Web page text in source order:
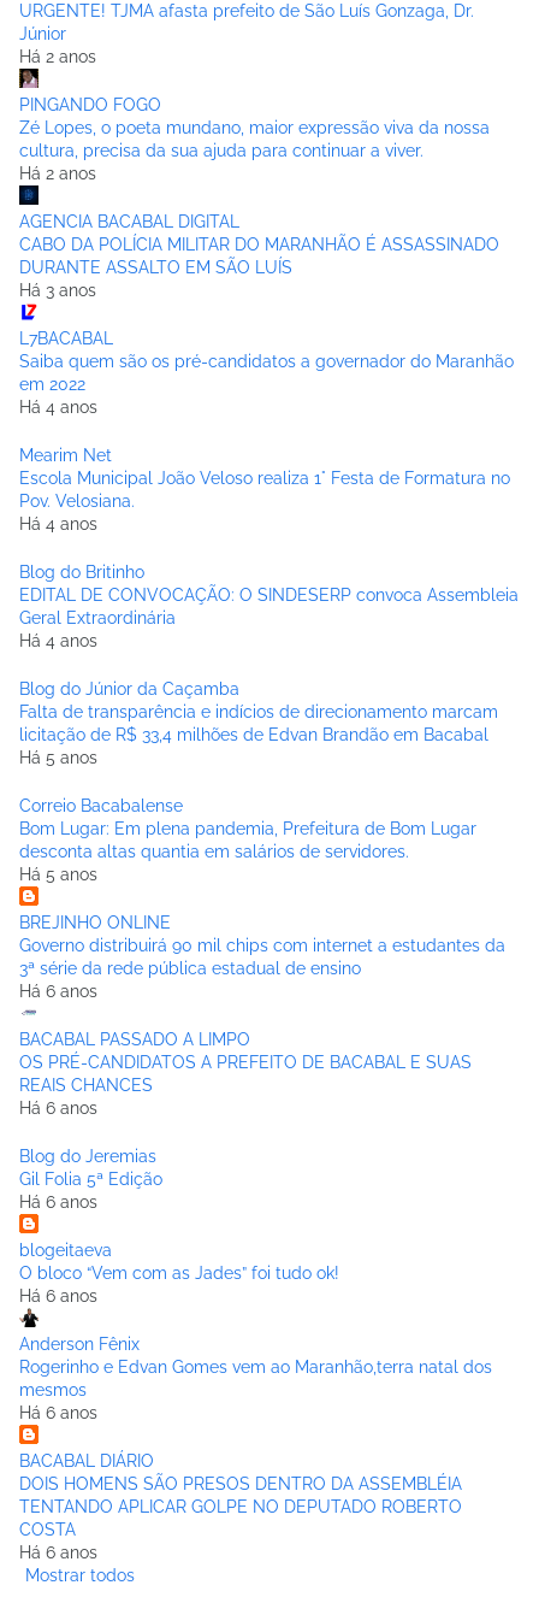
URGENTE! TJMA afasta prefeito de São Luís Gonzaga, Dr.
Júnior
Há 2 anos
PINGANDO FOGO
Zé Lopes, o poeta mundano, maior expressão viva da nossa
cultura, precisa da sua ajuda para continuar a viver.
Há 2 anos
AGENCIA BACABAL DIGITAL
CABO DA POLÍCIA MILITAR DO MARANHÃO É ASSASSINADO
DURANTE ASSALTO EM SÃO LUÍS
Há 3 anos
L7BACABAL
Saiba quem são os pré-candidatos a governador do Maranhão
em 2022
Há 4 anos
Mearim Net
Escola Municipal João Veloso realiza 1° Festa de Formatura no
Pov. Velosiana.
Há 4 anos
Blog do Britinho
EDITAL DE CONVOCAÇÃO: O SINDESERP convoca Assembleia
Geral Extraordinária
Há 4 anos
Blog do Júnior da Caçamba
Falta de transparência e indícios de direcionamento marcam
licitação de R$ 33,4 milhões de Edvan Brandão em Bacabal
Há 5 anos
Correio Bacabalense
Bom Lugar: Em plena pandemia, Prefeitura de Bom Lugar
desconta altas quantia em salários de servidores.
Há 5 anos
BREJINHO ONLINE
Governo distribuirá 90 mil chips com internet a estudantes da
3ª série da rede pública estadual de ensino
Há 6 anos
BACABAL PASSADO A LIMPO
OS PRÉ-CANDIDATOS A PREFEITO DE BACABAL E SUAS
REAIS CHANCES
Há 6 anos
Blog do Jeremias
Gil Folia 5ª Edição
Há 6 anos
blogeitaeva
O bloco “Vem com as Jades” foi tudo ok!
Há 6 anos
Anderson Fênix
Rogerinho e Edvan Gomes vem ao Maranhão,terra natal dos
mesmos
Há 6 anos
BACABAL DIÁRIO
DOIS HOMENS SÃO PRESOS DENTRO DA ASSEMBLÉIA
TENTANDO APLICAR GOLPE NO DEPUTADO ROBERTO
COSTA
Há 6 anos
Mostrar todos